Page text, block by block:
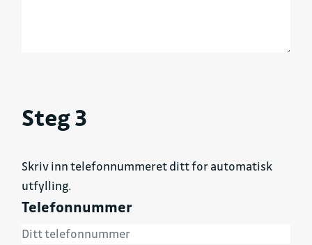
Steg 3
Skriv inn telefonnummeret ditt for automatisk
utfylling.
Telefonnummer